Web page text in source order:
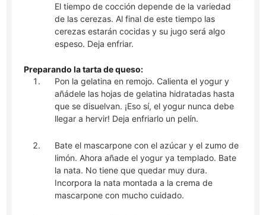
El tiempo de cocción depende de la variedad
de las cerezas. Al final de este tiempo las
cerezas estarán cocidas y su jugo será algo
espeso. Deja enfriar.
Preparando la tarta de queso:
Pon la gelatina en remojo. Calienta el yogur y
añádele las hojas de gelatina hidratadas hasta
que se disuelvan. ¡Eso sí, el yogur nunca debe
llegar a hervir! Deja enfriarlo un pelín.
Bate el mascarpone con el azúcar y el zumo de
limón. Ahora añade el yogur ya templado. Bate
la nata. No tiene que quedar muy dura.
Incorpora la nata montada a la crema de
mascarpone con mucho cuidado.